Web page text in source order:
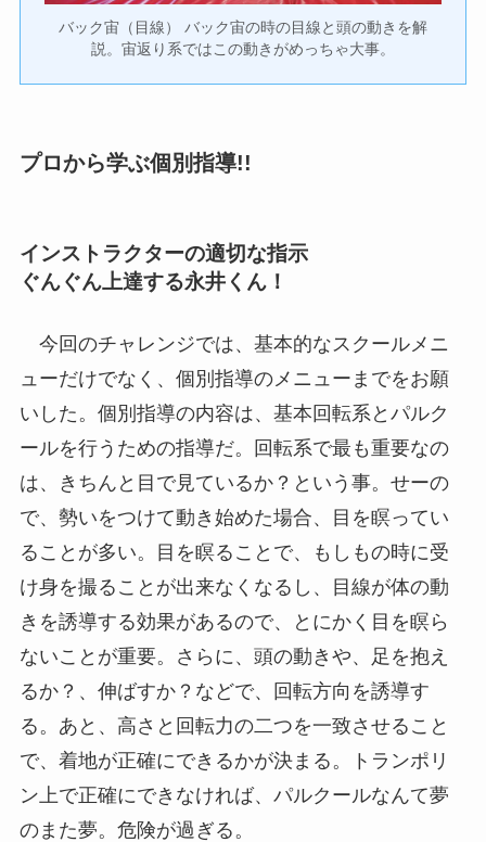
バック宙（目線） バック宙の時の目線と頭の動きを解
説。宙返り系ではこの動きがめっちゃ大事。
プロから学ぶ個別指導!!
インストラクターの適切な指示
ぐんぐん上達する永井くん！
今回のチャレンジでは、基本的なスクールメニ
ューだけでなく、個別指導のメニューまでをお願
いした。個別指導の内容は、基本回転系とパルク
ールを行うための指導だ。回転系で最も重要なの
は、きちんと目で見ているか？という事。せーの
で、勢いをつけて動き始めた場合、目を瞑ってい
ることが多い。目を瞑ることで、もしもの時に受
け身を撮ることが出来なくなるし、目線が体の動
きを誘導する効果があるので、とにかく目を瞑ら
ないことが重要。さらに、頭の動きや、足を抱え
るか？、伸ばすか？などで、回転方向を誘導す
る。あと、高さと回転力の二つを一致させること
で、着地が正確にできるかが決まる。トランポリ
ン上で正確にできなければ、パルクールなんて夢
のまた夢。危険が過ぎる。